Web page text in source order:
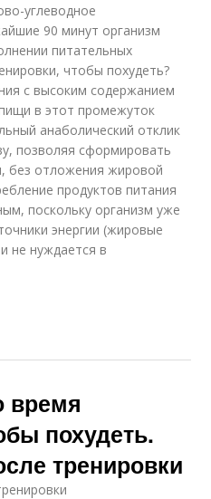
углеводное
90 минут организм
питательных
чтобы похудеть?
с высоким содержанием
в этот промежуток
анаболический отклик
позволяя сформировать
без отложения жировой
продуктов питания
поскольку организм уже
энергии (жировые
не нуждается в
время
похудеть.
тренировки